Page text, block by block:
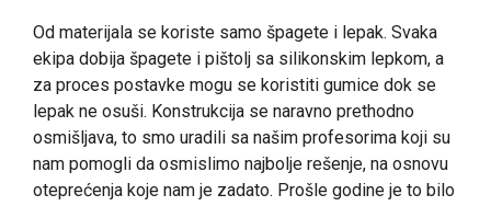
Od materijala se koriste samo špagete i lepak. Svaka
ekipa dobija špagete i pištolj sa silikonskim lepkom, a
za proces postavke mogu se koristiti gumice dok se
lepak ne osuši. Konstrukcija se naravno prethodno
osmišljava, to smo uradili sa našim profesorima koji su
nam pomogli da osmislimo najbolje rešenje, na osnovu
oteprećenja koje nam je zadato. Prošle godine je to bilo